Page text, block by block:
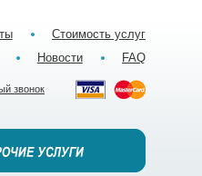
Стоимость услуг
Новости FAQ
звонок